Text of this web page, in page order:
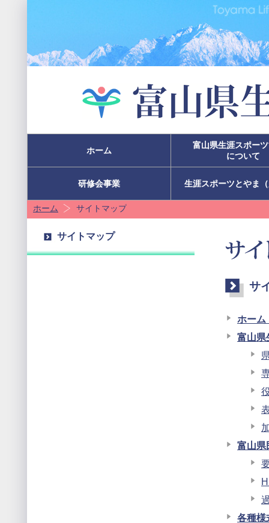
ホーム
富山県生涯スポー
について
研修会事業 生涯スポーツとやま
ホーム サイトマップ
サ
ホーム
富山県
富山県
各種様
サイトマップ